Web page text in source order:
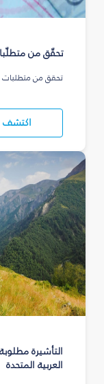
تحقّق من
تحقق من متطلبات
اكتشف
التأشيرة
العربية المتحدة